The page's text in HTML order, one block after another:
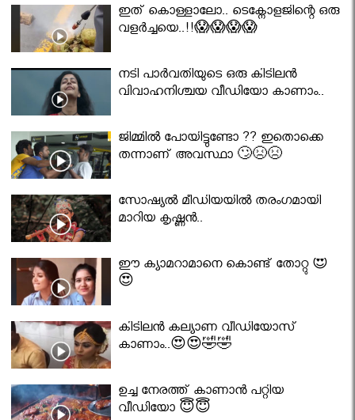
ഇത് കൊള്ളാലോ.. ടെക്നോളജിന്റെ ഒരു
വളർച്ചയെ..!!😱😱😱😱
നടി പാർവതിയുടെ ഒരു കിടിലൻ
വിവാഹനിശ്ചയ വീഡിയോ കാണാം..
ജിമ്മിൽ പോയിട്ടുണ്ടോ ?? ഇതൊക്കെ
തന്നാണ് അവസ്ഥാ 🙄😣😣
സോഷ്യൽ മീഡിയയിൽ തരംഗമായി
മാറിയ കൃഷ്ണൻ..
ഈ ക്യാമറാമാനെ കൊണ്ട് തോറ്റു 😍
😍
കിടിലൻ കല്യാണ വീഡിയോസ്
കാണാം..😍😍🤣🤣
ഉച്ച നേരത്ത് കാണാൻ പറ്റിയ
വീഡിയോ 😇😇